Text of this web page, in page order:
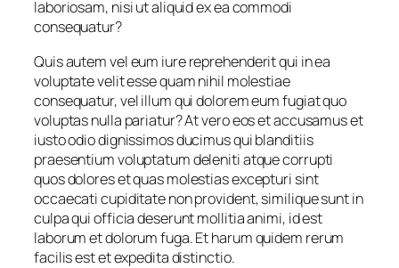
laboriosam, nisi ut aliquid ex ea commodi
consequatur?
Quis autem vel eum iure reprehenderit qui in ea
voluptate velit esse quam nihil molestiae
consequatur, vel illum qui dolorem eum fugiat quo
voluptas nulla pariatur? At vero eos et accusamus et
iusto odio dignissimos ducimus qui blanditiis
praesentium voluptatum deleniti atque corrupti
quos dolores et quas molestias excepturi sint
occaecati cupiditate non provident, similique sunt in
culpa qui officia deserunt mollitia animi, id est
laborum et dolorum fuga. Et harum quidem rerum
facilis est et expedita distinctio.